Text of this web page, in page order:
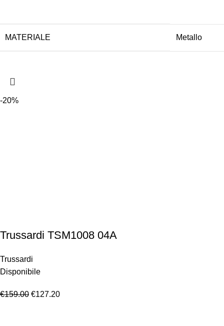
MATERIALE Metallo
-20%
Trussardi TSM1008 04A
Trussardi
Disponibile
€159.00 €127.20